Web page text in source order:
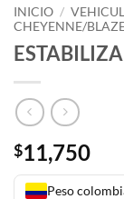
INICIO /
CHEYENNE/
$11,750
Peso